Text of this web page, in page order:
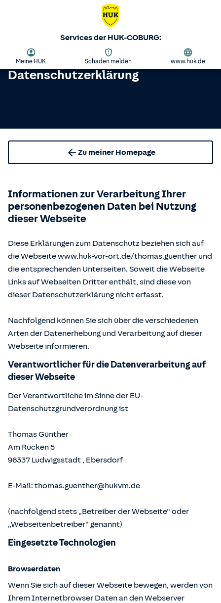
Services der HUK-COBURG:
Meine HUK Schaden melden www.huk.de
Datenschutzerklärung
Zu meiner Homepage
Informationen zur Verarbeitung Ihrer
personenbezogenen Daten bei Nutzung
dieser Webseite
Diese Erklärungen zum Datenschutz beziehen sich auf
die Webseite www.huk-vor-ort.de/thomas.guenther und
die entsprechenden Unterseiten. Soweit die Webseite
Links auf Webseiten Dritter enthält, sind diese von
dieser Datenschutzerklärung nicht erfasst.
Nachfolgend können Sie sich über die verschiedenen
Arten der Datenerhebung und Verarbeitung auf dieser
Webseite informieren.
Verantwortlicher für die Datenverarbeitung auf
dieser Webseite
Der Verantwortliche im Sinne der EU-
Datenschutzgrundverordnung ist
Thomas Günther
Am Rücken 5
96337 Ludwigsstadt , Ebersdorf
E-Mail: thomas.guenther@hukvm.de
(nachfolgend stets „Betreiber der Webseite“ oder
„Webseitenbetreiber“ genannt)
Eingesetzte Technologien
Browserdaten
Wenn Sie sich auf dieser Webseite bewegen, werden von
Ihrem Internetbrowser Daten an den Webserver